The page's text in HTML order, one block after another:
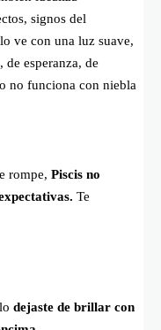
signos del
ve con una luz suave,
esperanza, de
no funciona con niebla
rompe, Piscis no
Te
dejaste de brillar con